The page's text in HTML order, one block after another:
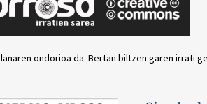
ondorioa da. Bertan biltzen garen irrati